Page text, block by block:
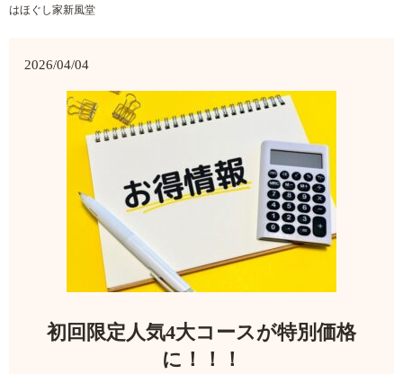
はほぐし家新風堂
2026/04/04
初回限定人気4大コースが特別価格
に！！！